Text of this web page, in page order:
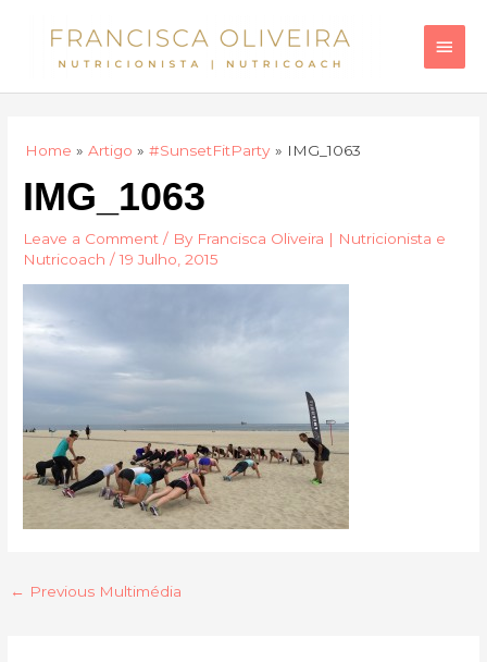
Home Artigo #SunsetFitParty IMG_1063
IMG_1063
Leave a Comment / By Francisca Oliveira | Nutricionista e
Nutricoach/19 Julho, 2015
← Previous Multimédia